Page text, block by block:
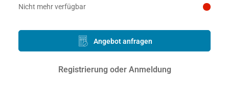
Preis auf Anfrage
Nicht mehr verfügbar
Angebot anfragen
Registrierung oder Anmeldung